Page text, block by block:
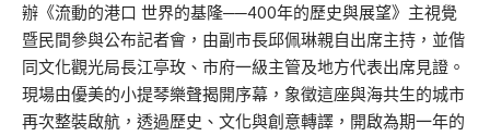
辦《流動的港口 世界的基隆──400年的歷史與展望》主視覺
暨民間參與公布記者會，由副市長邱佩琳親自出席主持，並偕
同文化觀光局長江亭玫、市府一級主管及地方代表出席見證。
現場由優美的小提琴樂聲揭開序幕，象徵這座與海共生的城市
再次整裝啟航，透過歷史、文化與創意轉譯，開啟為期一年的